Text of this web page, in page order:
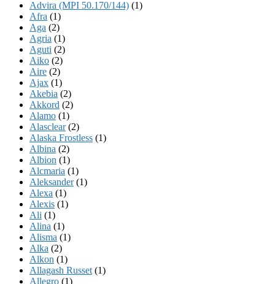
Advira (MPI 50.170/144) (1)
Afra (1)
Aga (2)
Agria (1)
Aguti (2)
Aiko (2)
Aire (2)
Ajax (1)
Akebia (2)
Akkord (2)
Alamo (1)
Alasclear(2)
Alaska Frostless (1)
Albina (2)
Albion (1)
Alcmaria (1)
Aleksander(1)
Alexa (1)
Alexis (1)
Ali (1)
Alina (1)
Alisma (1)
Alka (2)
Alkon (1)
Allagash Russet (1)
Allegro (1)